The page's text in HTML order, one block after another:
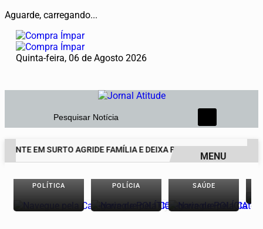
Aguarde, carregando...
Quinta-feira, 06 de Agosto 2026
Pesquisar Notícia
EM SURTO AGRIDE FAMÍLIA E DEIXA PAI DE 69 ANOS EM
EM ALTA
MENU
POLÍTICA POLÍCIA SAÚDE